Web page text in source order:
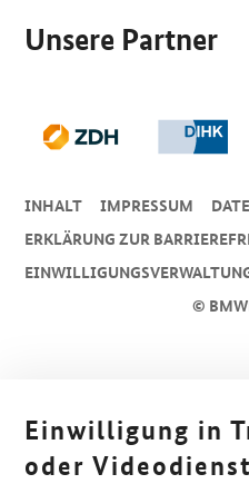
Unsere Partner
©
INHALT IMPRESSUM
ERKLÄRUNG ZUR
Einwilligung in
oder Videodienst